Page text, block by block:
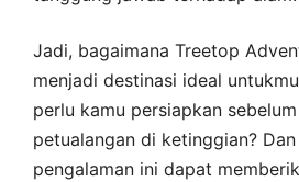
Jadi, bagaimana Treetop
menjadi destinasi ideal
perlu kamu persiapkan
petualangan di ketinggian?
pengalaman ini dapat